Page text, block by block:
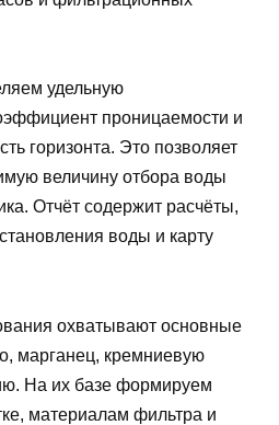
удельную
проницаемости и
горизонта. Это позволяет
величину отбора воды
Отчёт содержит расчёты,
воды и карту
охватывают основные
марганец, кремниевую
На их базе формируем
материалам фильтра и